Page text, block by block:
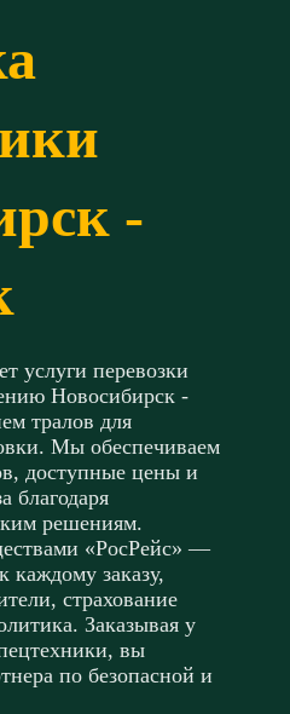
-
услуги перевозки
Новосибирск -
тралов для
Мы обеспечиваем
доступные цены и
благодаря
решениям.
«РосРейс» —
каждому заказу,
страхование
Заказывая у
вы
по безопасной и